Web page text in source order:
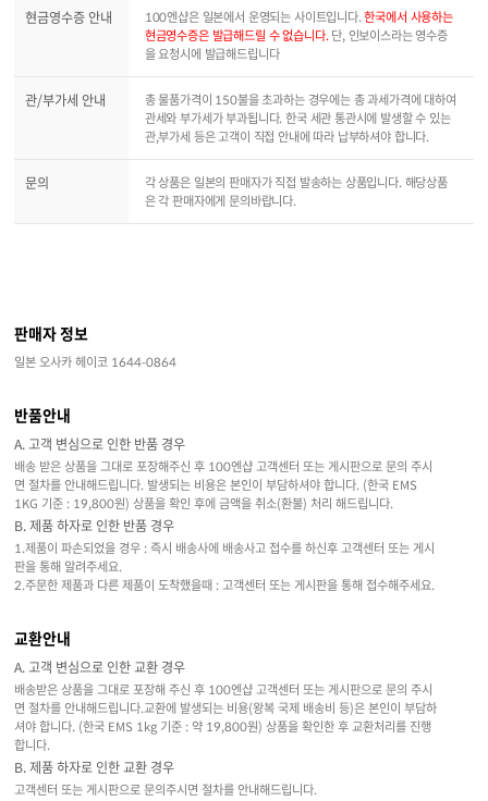
현금영수증 안내 100엔샵은 일본에서 운영되는 사이트입니다.한국에서 사용하는
현금영수증은 발급해드릴 수 없습니다.단, 인보이스라는 영수증
을 요청시에 발급해드립니다
관/부가세 안내
총 물품가격이 150불을 초과하는 경우에는 총 과세가격에 대하여
관세와 부가세가 부과됩니다. 한국 세관 통관시에 발생할 수 있는
관,부가세 등은 고객이 직접 안내에 따라 납부하셔야 합니다.
문의
각 상품은 일본의 판매자가 직접 발송하는 상품입니다. 해당상품
은 각 판매자에게 문의바랍니다.
판매자 정보
일본 오사카 헤이코 1644-0864
반품안내
A. 고객 변심으로 인한 반품 경우
배송 받은 상품을 그대로 포장해주신 후 100엔샵 고객센터 또는 게시판으로 문의 주시
면 절차를 안내해드립니다. 발생되는 비용은 본인이 부담하셔야 합니다. (한국 EMS
1KG 기준 : 19,800원) 상품을 확인 후에 금액을 취소(환불) 처리 해드립니다.
B. 제품 하자로 인한 반품 경우
1.제품이 파손되었을 경우 : 즉시 배송사에 배송사고 접수를 하신후 고객센터 또는 게시
판을 통해 알려주세요.
2.주문한 제품과 다른 제품이 도착했을때 : 고객센터 또는 게시판을 통해 접수해주세요.
교환안내
A. 고객 변심으로 인한 교환 경우
배송받은 상품을 그대로 포장해 주신 후 100엔샵 고객센터 또는 게시판으로 문의 주시
면 절차를 안내해드립니다.교환에 발생되는 비용(왕복 국제 배송비 등)은 본인이 부담하
셔야 합니다. (한국 EMS 1kg 기준 : 약 19,800원) 상품을 확인한 후 교환처리를 진행
합니다.
B. 제품 하자로 인한 교환 경우
고객센터 또는 게시판으로 문의주시면 절차를 안내해드립니다.